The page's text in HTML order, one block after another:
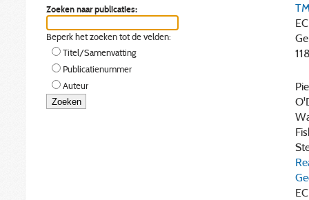
Zoeken naar publicaties:
Beperk het zoeken tot de velden:
Titel/Samenvatting
Publicatienummer
Auteur